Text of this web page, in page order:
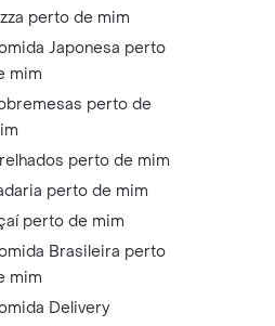
perto de mim
Japonesa perto
mim
perto de
perto de mim
perto de mim
perto de mim
Brasileira perto
mim
Delivery